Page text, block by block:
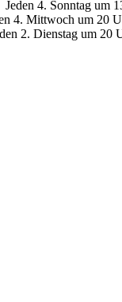
Jeden 4. Sonntag um
4. Mittwoch um 20
2. Dienstag um 20